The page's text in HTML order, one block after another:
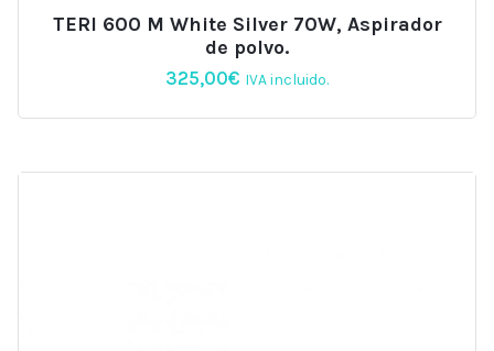
TERI 600 M White Silver 70W, Aspirador
de polvo.
325,00€ IVA incluido.